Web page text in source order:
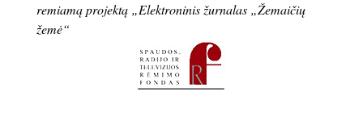
remiamą projektą „Elektroninis žurnalas „Žemaičių
žemė“